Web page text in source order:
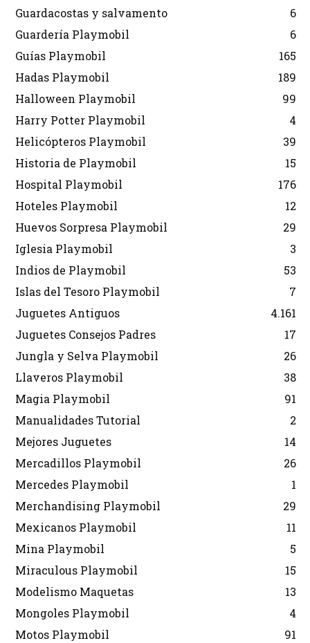
Guardacostas y salvamento
6
Guardería Playmobil
6
Guías Playmobil
165
Hadas Playmobil
189
Halloween Playmobil
99
Harry Potter Playmobil
4
Helicópteros Playmobil
39
Historia de Playmobil
15
Hospital Playmobil
176
Hoteles Playmobil
12
Huevos Sorpresa Playmobil
29
Iglesia Playmobil
3
Indios de Playmobil
53
Islas del Tesoro Playmobil
7
Juguetes Antiguos
4.161
Juguetes Consejos Padres
17
Jungla y Selva Playmobil
26
Llaveros Playmobil
38
Magia Playmobil
91
Manualidades Tutorial
2
Mejores Juguetes
14
Mercadillos Playmobil
26
Mercedes Playmobil
1
Merchandising Playmobil
29
Mexicanos Playmobil
11
Mina Playmobil
5
Miraculous Playmobil
15
Modelismo Maquetas
13
Mongoles Playmobil
4
Motos Playmobil
91